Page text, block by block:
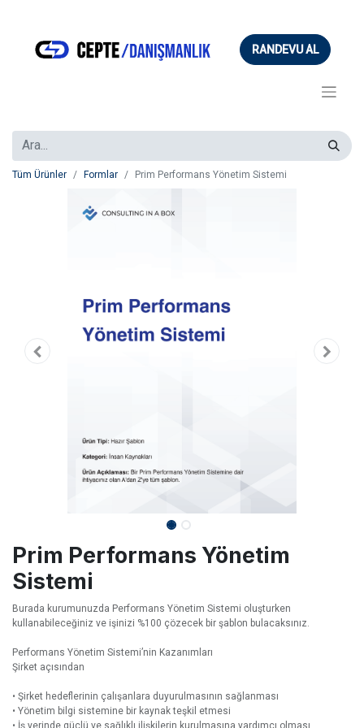
RANDEVU AL
Tüm Ürünler Formlar Prim Performans Yönetim Sistemi
Prim Performans Yönetim
Sistemi
Burada kurumunuzda Performans Yönetim Sistemi oluşturken
kullanabileceğiniz ve işinizi %100 çözecek bir şablon bulacaksınız.
Performans Yönetim Sistemi’nin Kazanımları
Şirket açısından
• Şirket hedeflerinin çalışanlara duyurulmasının sağlanması
• Yönetim bilgi sistemine bir kaynak teşkil etmesi
• İş yerinde güçlü ve sağlıklı ilişkilerin kurulmasına yardımcı olması